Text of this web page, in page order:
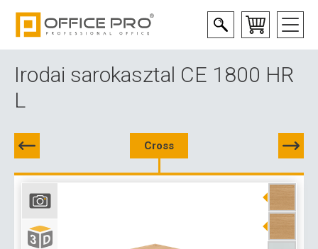
Irodai sarokasztal CE 1800 HR
L
Cross